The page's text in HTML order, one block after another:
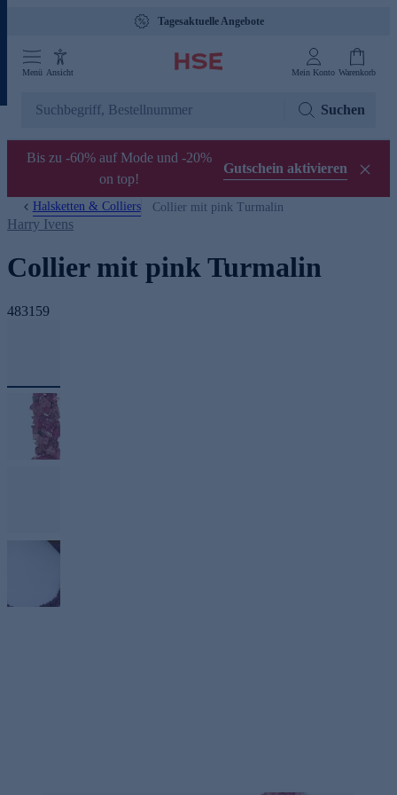
Tagesaktuelle Angebote
Menü Ansicht Mein Konto Warenkorb
Suchen
Bis zu -60% auf Mode und -20%
on top!
Gutschein aktivieren
Halsketten & Colliers Collier mit pink Turmalin
Harry Ivens
Collier mit pink Turmalin
483159